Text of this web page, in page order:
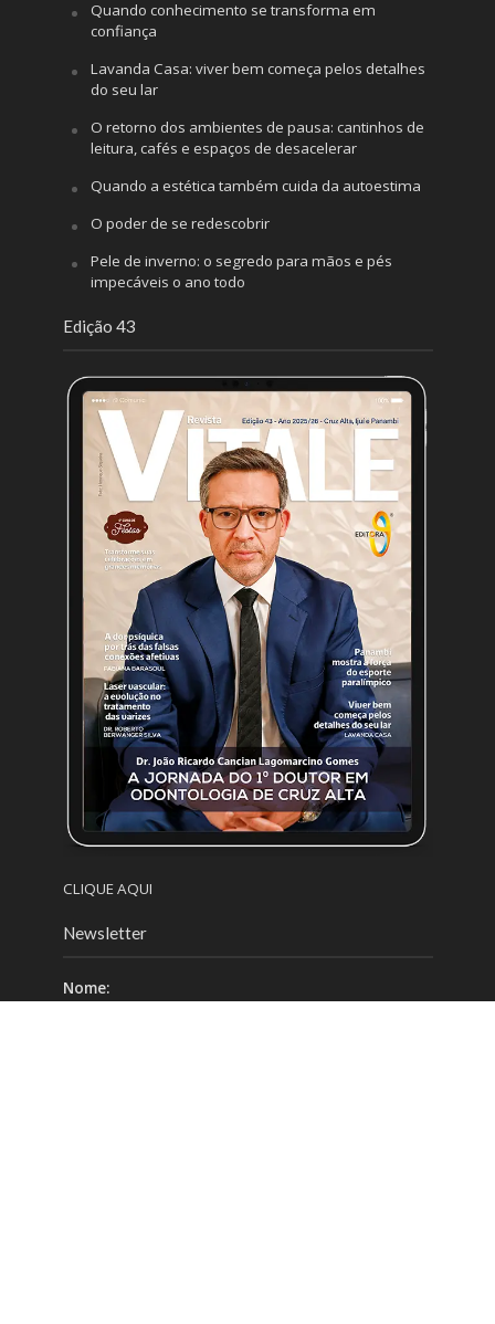
Quando conhecimento se transforma em
confiança
Lavanda Casa: viver bem começa pelos detalhes
do seu lar
O retorno dos ambientes de pausa: cantinhos de
leitura, cafés e espaços de desacelerar
Quando a estética também cuida da autoestima
O poder de se redescobrir
Pele de inverno: o segredo para mãos e pés
impecáveis o ano todo
Edição 43
CLIQUE AQUI
Newsletter
Nome: